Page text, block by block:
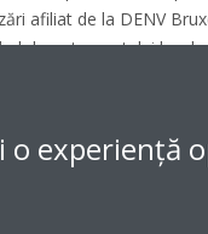
afiliat de la DENV
departamentului lor de
producției, apoi
urmată de Planificarea
de Asigurare a
o experiență